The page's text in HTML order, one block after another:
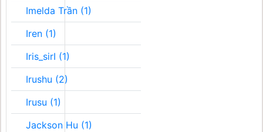
Imelda Trần (1)
Iren (1)
Iris_sirI (1)
Irushu (2)
Irusu (1)
Jackson Hu (1)